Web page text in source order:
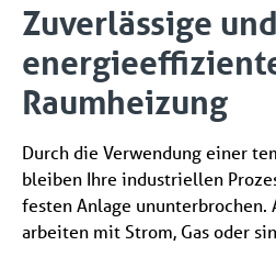
Zuverlässige und
Raumheizung
Durch die Verwendung einer
bleiben Ihre industriellen
festen Anlage ununterbrochen.
arbeiten mit Strom, Gas oder